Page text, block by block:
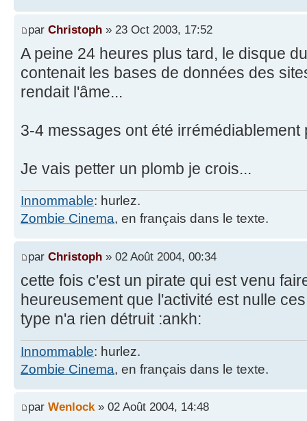
par Christoph » 23 Oct 2003, 17:52
A peine 24 heures plus tard, le disque
contenait les bases de données des
rendait l'âme...
3-4 messages ont été irrémédiablement
Je vais petter un plomb je crois...
Innommable: hurlez.
Zombie Cinema, en français dans le texte.
par Christoph » 02 Août 2004, 00:34
cette fois c'est un pirate qui est venu
heureusement que l'activité est nulle
type n'a rien détruit :ankh:
Innommable: hurlez.
Zombie Cinema, en français dans le texte.
par Wenlock» 02 Août 2004, 14:48